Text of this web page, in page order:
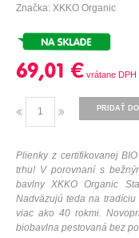
Značka: XKKO Organic
69,01 €
PRIDAŤ
Plienky z certifikovanej
trhu! V porovnaní s
bavlny XKKO Organic
Nadväzujú teda na
viac ako 40 rokmi.
biobavlna pestovaná bez